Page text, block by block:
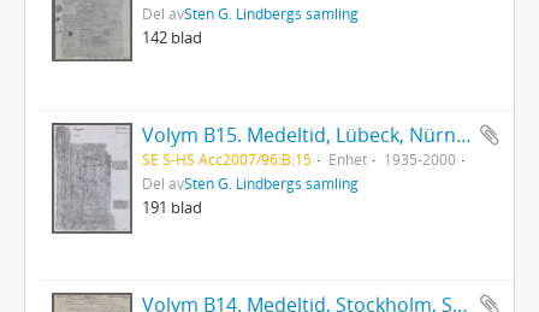
Del avSten G. Lindbergs samling
142 blad
Volym B15. Medeltid, Lübeck, Nürnberg
SE S-HS Acc2007/96:B:15 Enhet
1935-2000
Del avSten G. Lindbergs samling
191 blad
Volym B14. Medeltid, Stockholm, Stierneld